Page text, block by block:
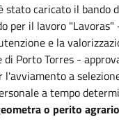
stato caricato il bando
per il lavoro
e la
Porto Torres -
l'avviamento a
a tempo
o perito